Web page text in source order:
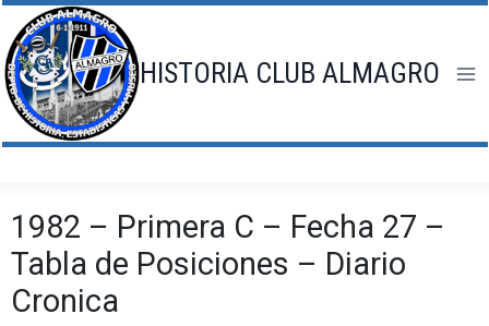
Saltar
al
contenido
HISTORIA CLUB ALMAGRO
1982 – Primera C – Fecha 27 –
Tabla de Posiciones – Diario
Cronica